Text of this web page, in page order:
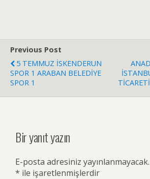
Previous Post
5 TEMMUZ İSKENDERUN
SPOR 1 ARABAN BELEDİYE
SPOR 1
Bir yanıt yazın
E-posta adresiniz yayınlanmayacak.
* ile işaretlenmişlerdir